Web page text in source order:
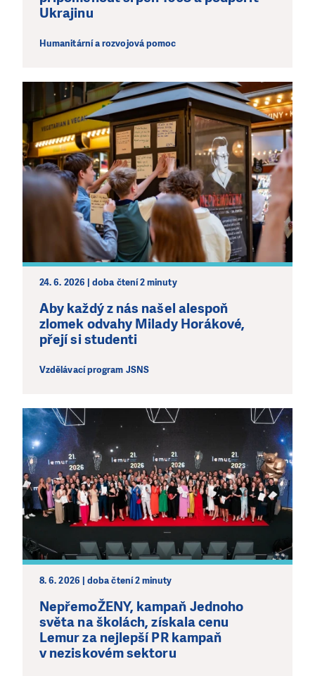
Ukrajinu
Humanitární a rozvojová pomoc
24. 6. 2026 | doba čtení 2 minuty
Aby každý z nás našel alespoň
zlomek odvahy Milady Horákové,
přejí si studenti
Vzdělávací program JSNS
8. 6. 2026 | doba čtení 2 minuty
NepřemoŽENY, kampaň Jednoho
světa na školách, získala cenu
Lemur za nejlepší PR kampaň
v neziskovém sektoru
LÍBÍ SE VÁM, CO DĚLÁME?
Abychom mohli pomáhat smysluplně, neobejdeme se
bez Vaší podpory. Ať už se nám rozhodnete pomoci
jedním darem nebo se stanete pravidelným dárcem
Klubu přátel, Vaše dary nám umožní pomoci vždy tam,
kde je to nejvíce potřeba.
DAROVAT DAROVAT PRAVIDELNĚ